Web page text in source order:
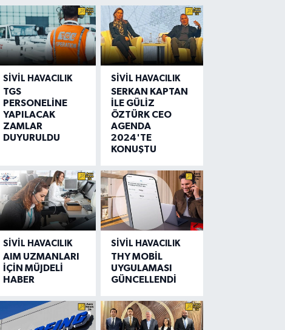
SIVIL HAVACILIK
TGS
PERSONELİNE
YAPILACAK
ZAMLAR
DUYURULDU
SIVIL HAVACILIK
SERKAN KAPTAN
İLE GÜLİZ
ÖZTÜRK CEO
AGENDA
2024'TE
KONUŞTU
SIVIL HAVACILIK
AIM UZMANLARI
İÇİN MÜJDELİ
HABER
SIVIL HAVACILIK
THY MOBİL
UYGULAMASI
GÜNCELLENDİ